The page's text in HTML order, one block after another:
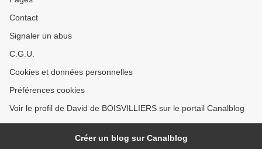
Contact
Signaler un abus
C.G.U.
Cookies et données personnelles
Préférences cookies
Voir le profil de David de BOISVILLIERS sur le portail Canalblog
Créer un blog sur Canalblog